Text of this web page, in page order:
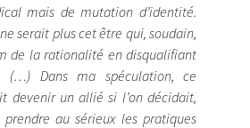
mais de mutation d’identité.
serait plus cet être qui, soudain,
de la rationalité en disqualifiant
(…) Dans ma spéculation, ce
devenir un allié si l’on décidait,
au sérieux les pratiques